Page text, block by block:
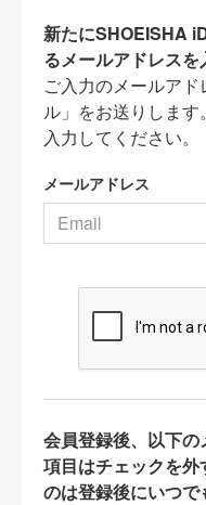
新たにSHOEISHA
るメールアドレスを
ご入力のメールア
ル」をお送りしま
入力してください。
メールアドレス
会員登録後、以下
項目はチェックを
のは登録後にいつで